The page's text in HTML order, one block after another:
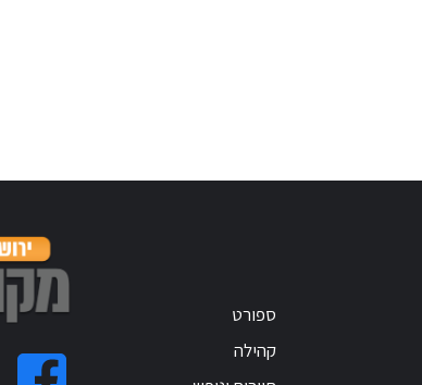
ספורט
קהילה